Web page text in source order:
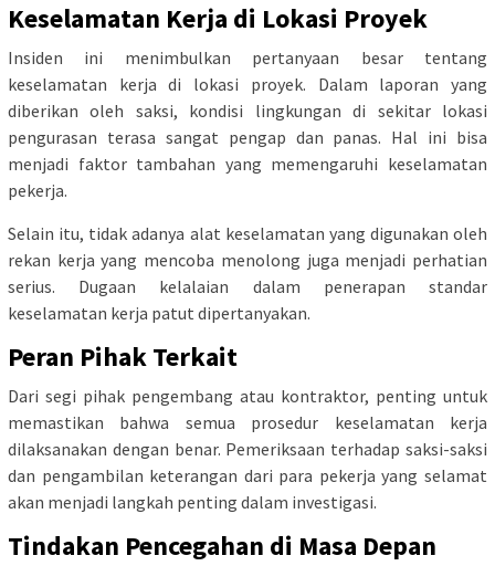
Keselamatan Kerja di Lokasi Proyek
Insiden ini menimbulkan pertanyaan besar tentang
keselamatan kerja di lokasi proyek. Dalam laporan yang
diberikan oleh saksi, kondisi lingkungan di sekitar lokasi
pengurasan terasa sangat pengap dan panas. Hal ini bisa
menjadi faktor tambahan yang memengaruhi keselamatan
pekerja.
Selain itu, tidak adanya alat keselamatan yang digunakan oleh
rekan kerja yang mencoba menolong juga menjadi perhatian
serius. Dugaan kelalaian dalam penerapan standar
keselamatan kerja patut dipertanyakan.
Peran Pihak Terkait
Dari segi pihak pengembang atau kontraktor, penting untuk
memastikan bahwa semua prosedur keselamatan kerja
dilaksanakan dengan benar. Pemeriksaan terhadap saksi-saksi
dan pengambilan keterangan dari para pekerja yang selamat
akan menjadi langkah penting dalam investigasi.
Tindakan Pencegahan di Masa Depan